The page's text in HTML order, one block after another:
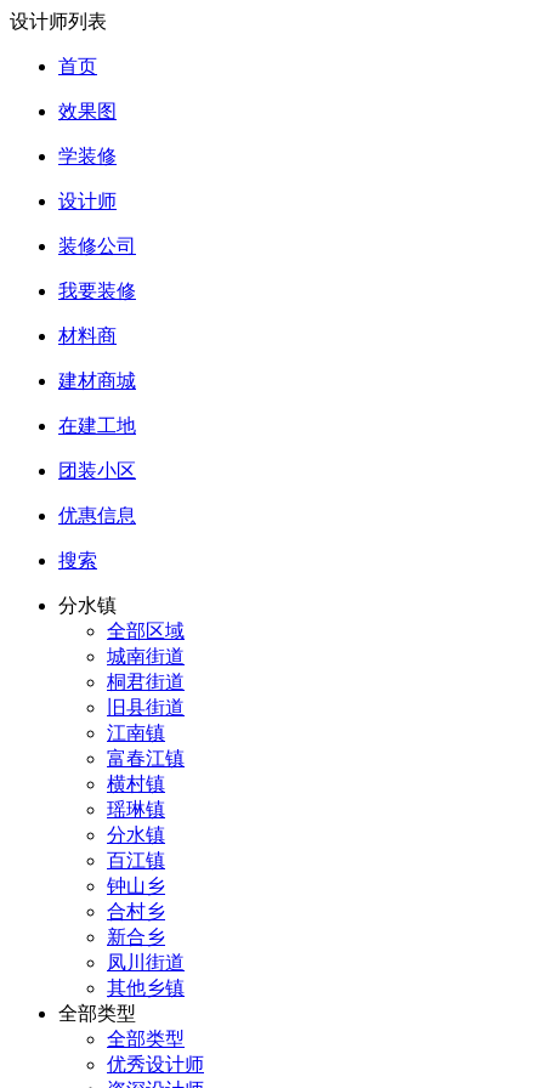
设计师列表
首页
效果图
学装修
设计师
装修公司
我要装修
材料商
建材商城
在建工地
团装小区
优惠信息
搜索
分水镇
全部区域
城南街道
桐君街道
旧县街道
江南镇
富春江镇
横村镇
瑶琳镇
分水镇
百江镇
钟山乡
合村乡
新合乡
凤川街道
其他乡镇
全部类型
全部类型
优秀设计师